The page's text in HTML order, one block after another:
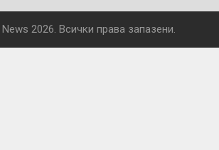
2026. Всички права запазени.